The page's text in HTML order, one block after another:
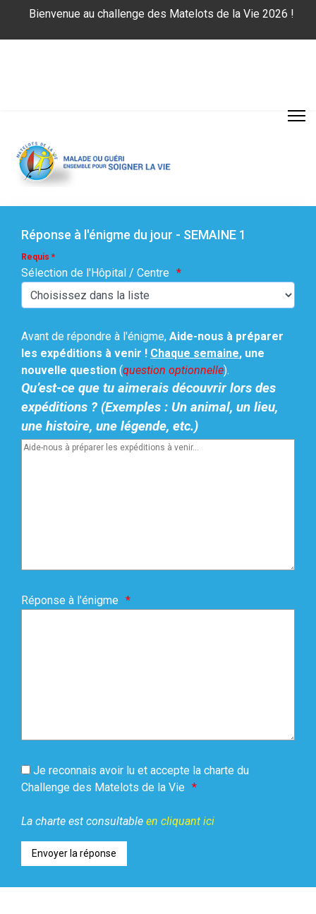
Bienvenue au challenge des Matelots de la Vie 2026 !
Réponse à l'énigme du jour - SEMAINE 1
Requis *
Sélection de l'Hôpital / Centre
Avant de répondre à l'énigme, Aide-nous à préparer
les expéditions à venir ! Chaque semaine, une
nouvelle question (question optionnelle).
Qu’est-ce que tu aimerais découvrir lors des
expéditions ? (Exemples : Un animal, un lieu,
une histoire, une légende, etc.)
Réponse à l'énigme
Je reconnais avoir lu et accepte la charte du
Challenge des Matelots de la Vie
La charte est consultable en cliquant ici